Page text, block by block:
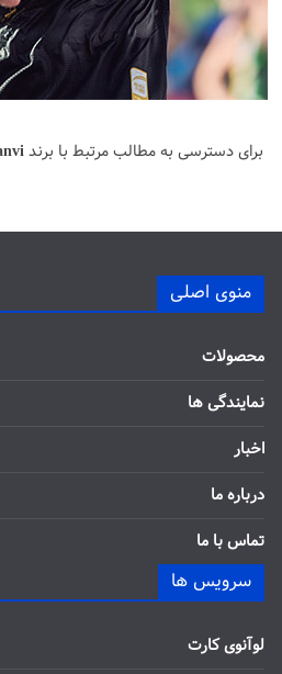
برای دسترسی به مطالب مرتبط با برند
منوی اصلی
محصولات
نمایندگی ها
اخبار
درباره ما
تماس با ما
سرویس ها
لوآنوی کارت